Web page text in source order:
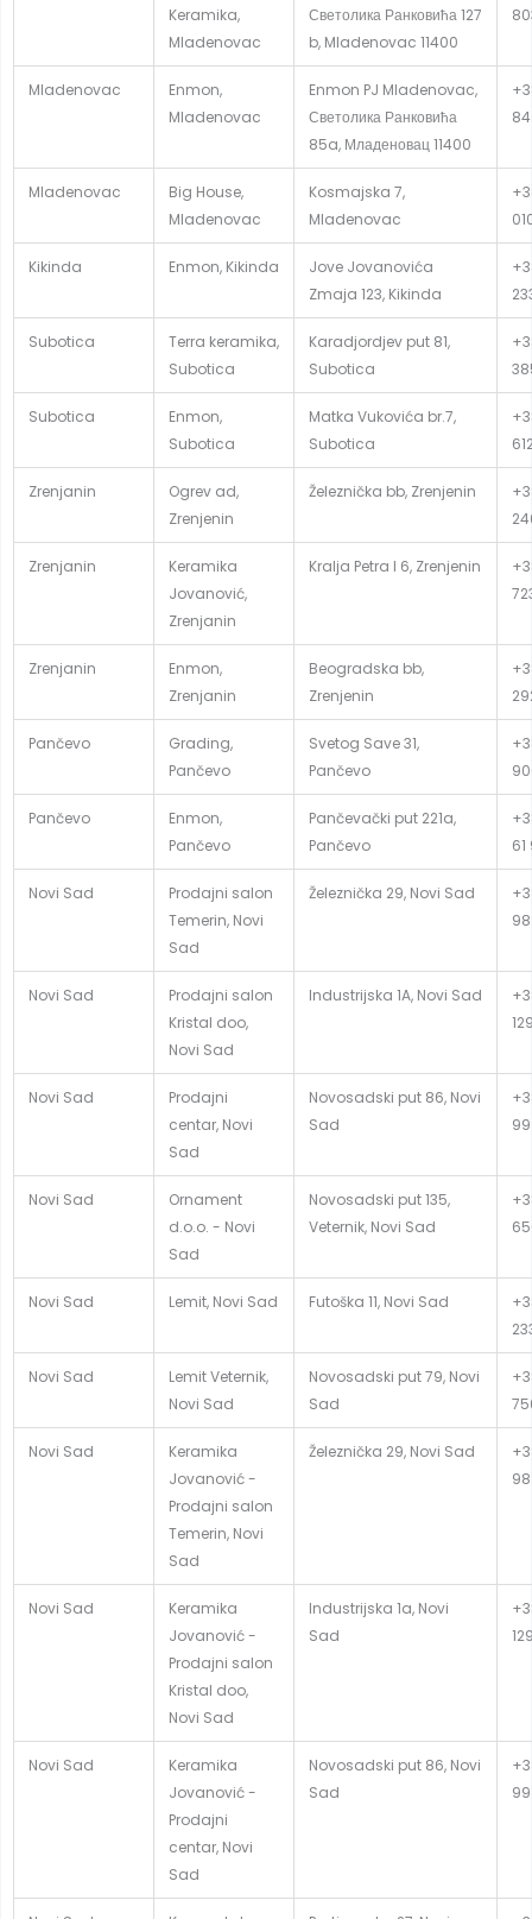
Keramika,
Mladenovac
Светолика Ранковића 127
b, Mladenovac 11400
Mladenovac
Enmon,
Mladenovac
Enmon PJ Mladenovac,
Светолика Ранковића
85a, Младеновац 11400
84
Mladenovac
Big House,
Mladenovac
Kosmajska 7,
Mladenovac
Kikinda Enmon, Kikinda
Jove Jovanovića
Zmaja 123, Kikinda
Subotica
Terra keramika,
Subotica
Karadjordjev put 81,
Subotica
Subotica
Enmon,
Subotica
Matka Vukovića br.7,
Subotica
Zrenjanin
Ogrev ad,
Zrenjenin
Železnička bb, Zrenjenin
Zrenjanin
Keramika
Jovanović,
Zrenjanin
Kralja Petra I 6, Zrenjenin
Zrenjanin
Enmon,
Zrenjanin
Beogradska bb,
Zrenjenin
Pančevo
Grading,
Pančevo
Svetog Save 31,
Pančevo
Pančevo
Enmon,
Pančevo
Pančevački put 221a,
Pančevo
Novi Sad
Prodajni salon
Temerin, Novi
Sad
Železnička 29, Novi Sad
Novi Sad
Prodajni salon
Kristal doo,
Novi Sad
Industrijska 1A, Novi Sad
Novi Sad
Prodajni
centar, Novi
Sad
Novosadski put 86, Novi
Sad
Novi Sad
Ornament
d.o.o. - Novi
Sad
Novosadski put 135,
Veternik, Novi Sad
Novi Sad Lemit, Novi Sad Futoška 11, Novi Sad
Novi Sad
Lemit Veternik,
Novi Sad
Novosadski put 79, Novi
Sad
Novi Sad
Keramika
Jovanović -
Prodajni salon
Temerin, Novi
Sad
Železnička 29, Novi Sad
Novi Sad
Keramika
Jovanović -
Prodajni salon
Kristal doo,
Novi Sad
Industrijska 1a, Novi
Sad
Novi Sad
Keramika
Jovanović -
Prodajni
centar, Novi
Sad
Novosadski put 86, Novi
Sad